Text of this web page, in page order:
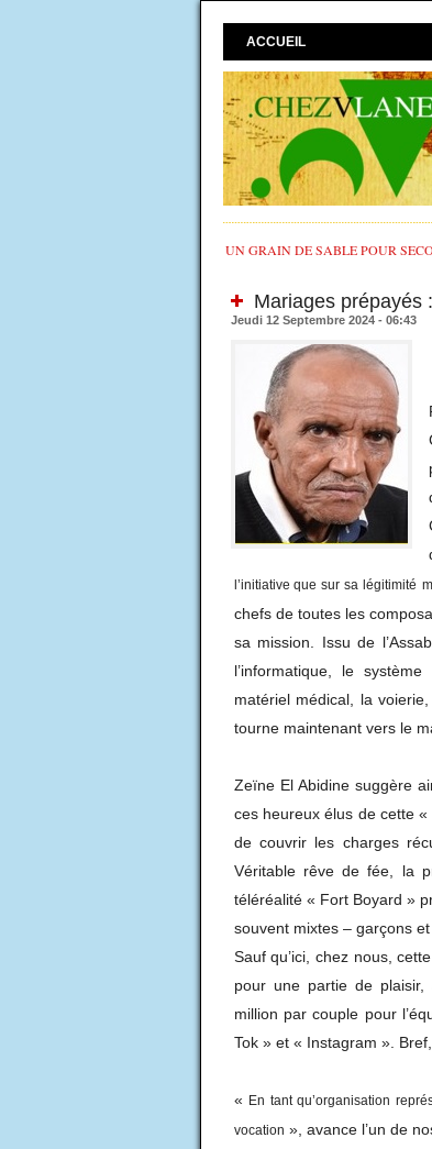
ACCUEIL
UN GRAIN DE SABLE POUR
Mariages prépayés
Jeudi 12 Septembre 2024 - 06:43
l’initiative que sur sa légitimité
chefs de toutes les
sa mission. Issu de
l’informatique, le système
matériel médical, la
tourne maintenant vers le
Zeïne El Abidine suggère
ces heureux élus de cette «
de couvrir les charges
Véritable rêve de fée, la
téléréalité « Fort Boyard »
souvent mixtes – garçons
Sauf qu’ici, chez nous,
pour une partie de
million par couple pour
Tok » et « Instagram ».
« En tant qu’organisation
vocation », avance l’un de